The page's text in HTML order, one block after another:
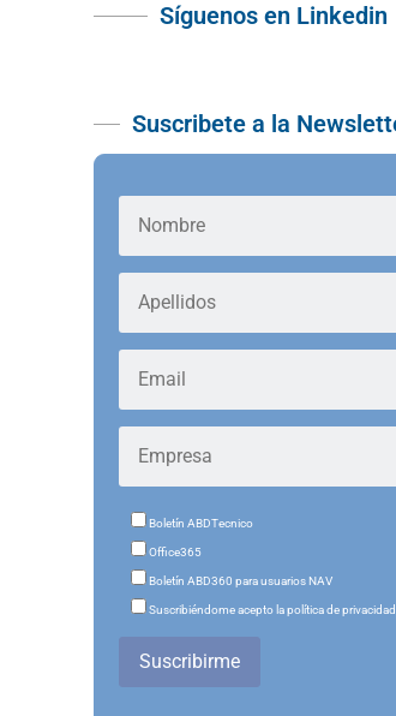
Síguenos en Linkedin
Suscribete a la
Boletín ABDTecnico
Office365
Boletín ABD360 para usuarios NAV
Suscribiéndome acepto la política de privacidad
Suscribirme